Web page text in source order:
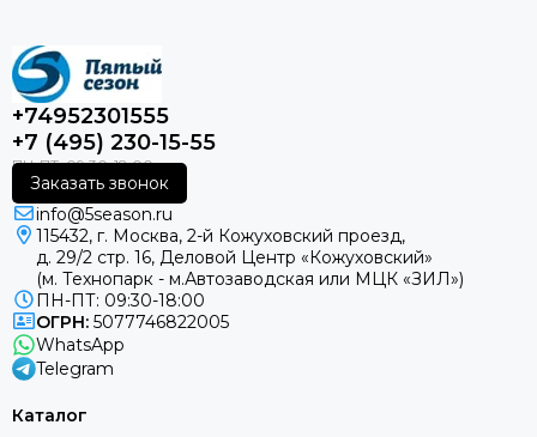
+74952301555
+7 (495) 230-15-55
Заказать звонок
info@5season.ru
115432, г. Москва, 2-й Кожуховский проезд,
д. 29/2 стр. 16, Деловой Центр «Кожуховский»
(м. Технопарк - м.Автозаводская или МЦК «ЗИЛ»)
ПН-ПТ: 09:30-18:00
ОГРН: 5077746822005
WhatsApp
Telegram
Каталог